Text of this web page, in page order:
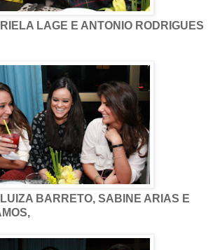
LAGE E ANTONIO RODRIGUES
BARRETO, SABINE ARIAS E